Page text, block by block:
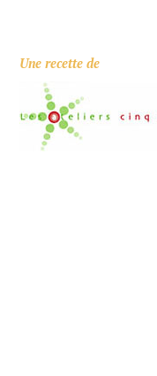
Une recette de